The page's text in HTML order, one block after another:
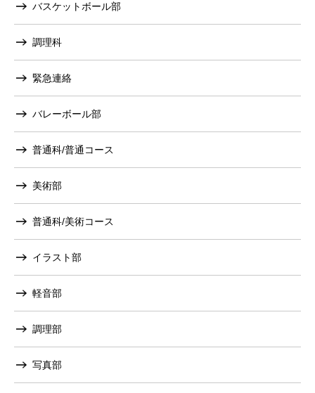
バスケットボール部
調理科
緊急連絡
バレーボール部
普通科/普通コース
美術部
普通科/美術コース
イラスト部
軽音部
調理部
写真部